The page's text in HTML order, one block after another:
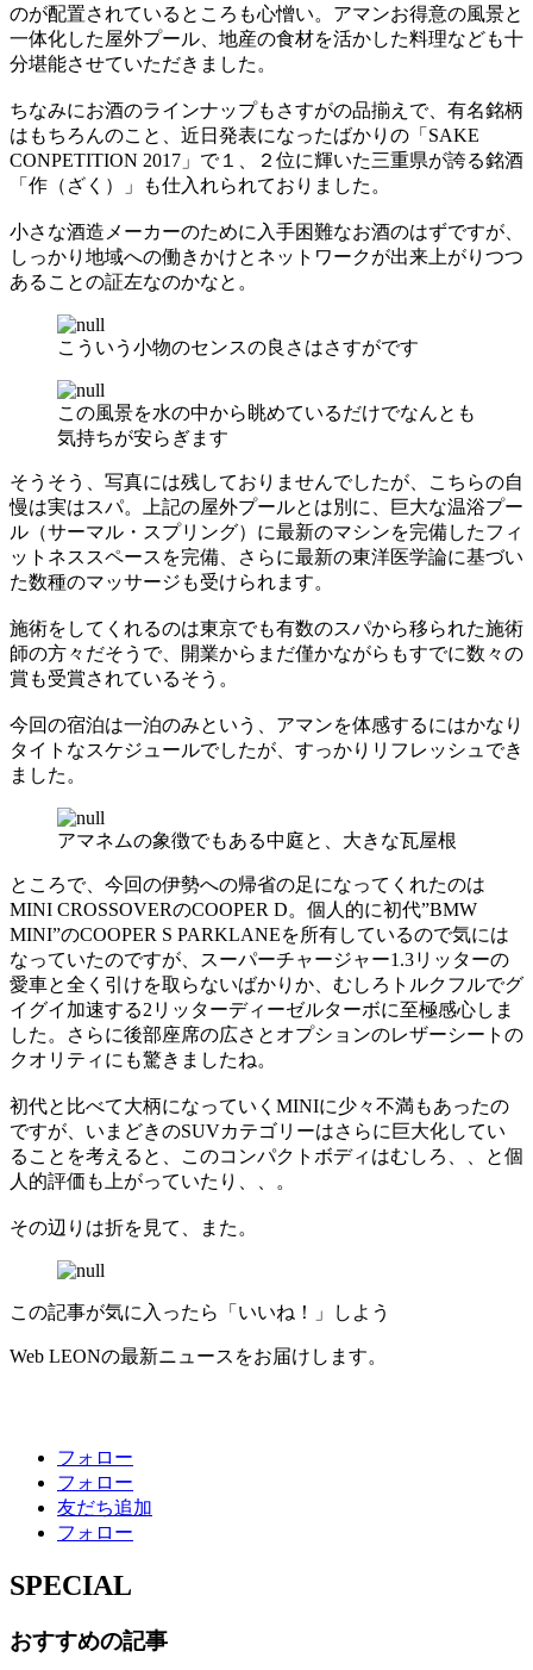
のが配置されているところも心憎い。アマンお得意の風景と
一体化した屋外プール、地産の食材を活かした料理なども十
分堪能させていただきました。
ちなみにお酒のラインナップもさすがの品揃えで、有名銘柄
はもちろんのこと、近日発表になったばかりの「SAKE
CONPETITION 2017」で１、２位に輝いた三重県が誇る銘酒
「作（ざく）」も仕入れられておりました。
小さな酒造メーカーのために入手困難なお酒のはずですが、
しっかり地域への働きかけとネットワークが出来上がりつつ
あることの証左なのかなと。
こういう小物のセンスの良さはさすがです
この風景を水の中から眺めているだけでなんとも
気持ちが安らぎます
そうそう、写真には残しておりませんでしたが、こちらの自
慢は実はスパ。上記の屋外プールとは別に、巨大な温浴プー
ル（サーマル・スプリング）に最新のマシンを完備したフィ
ットネススペースを完備、さらに最新の東洋医学論に基づい
た数種のマッサージも受けられます。
施術をしてくれるのは東京でも有数のスパから移られた施術
師の方々だそうで、開業からまだ僅かながらもすでに数々の
賞も受賞されているそう。
今回の宿泊は一泊のみという、アマンを体感するにはかなり
タイトなスケジュールでしたが、すっかりリフレッシュでき
ました。
アマネムの象徴でもある中庭と、大きな瓦屋根
ところで、今回の伊勢への帰省の足になってくれたのは
MINI CROSSOVERのCOOPER D。個人的に初代”BMW
MINI”のCOOPER S PARKLANEを所有しているので気には
なっていたのですが、スーパーチャージャー1.3リッターの
愛車と全く引けを取らないばかりか、むしろトルクフルでグ
イグイ加速する2リッターディーゼルターボに至極感心しま
した。さらに後部座席の広さとオプションのレザーシートの
クオリティにも驚きましたね。
初代と比べて大柄になっていくMINIに少々不満もあったの
ですが、いまどきのSUVカテゴリーはさらに巨大化してい
ることを考えると、このコンパクトボディはむしろ、、と個
人的評価も上がっていたり、、。
その辺りは折を見て、また。
この記事が気に入ったら「いいね！」しよう
Web LEONの最新ニュースをお届けします。
フォロー
フォロー
友だち追加
フォロー
SPECIAL
おすすめの記事